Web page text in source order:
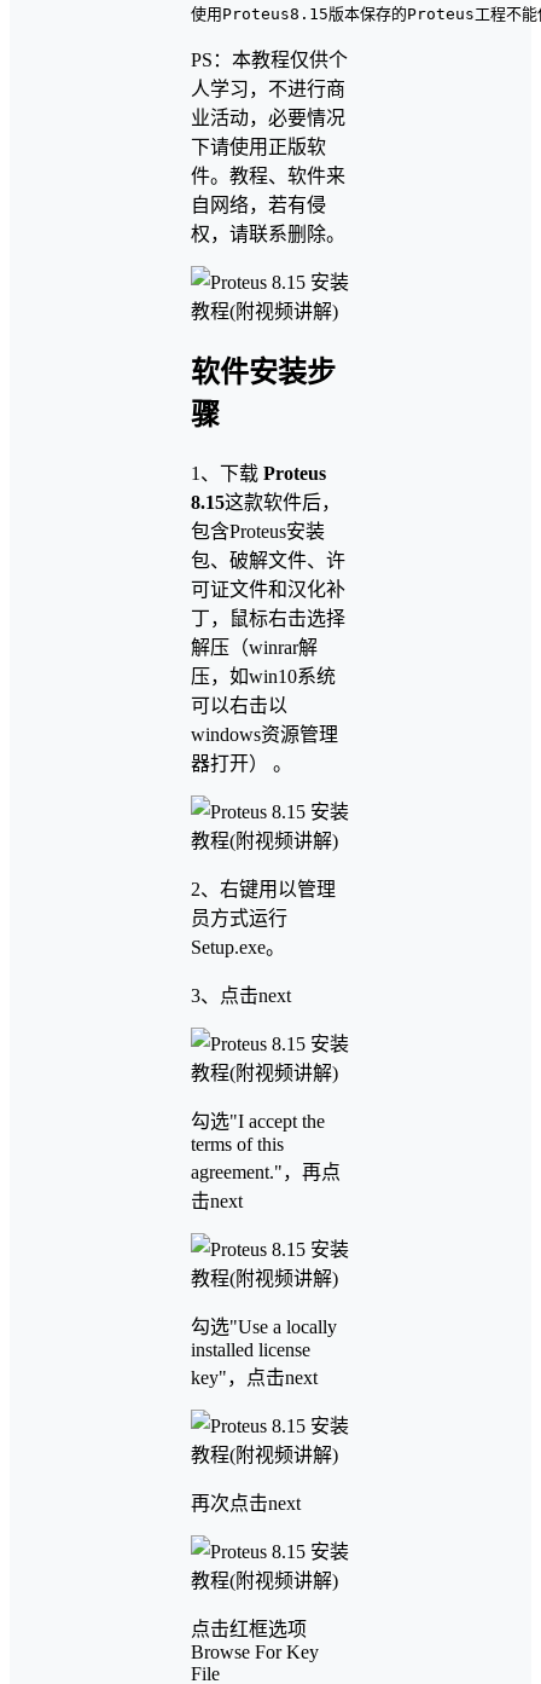
使用Proteus8.15版本保存的Proteus工程不能
PS：本教程仅供个
人学习，不进行商
业活动，必要情况
下请使用正版软
件。教程、软件来
自网络，若有侵
权，请联系删除。
软件安装步
骤
1、下载 Proteus
8.15这款软件后，
包含Proteus安装
包、破解文件、许
可证文件和汉化补
丁，鼠标右击选择
解压（winrar解
压，如win10系统
可以右击以
windows资源管理
器打开） 。
2、右键用以管理
员方式运行
Setup.exe。
3、点击next
勾选"I accept the
terms of this
agreement."，再点
击next
勾选"Use a locally
installed license
key"，点击next
再次点击next
点击红框选项
Browse For Key
File